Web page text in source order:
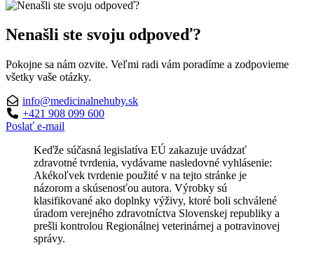
stresu,
Nobilis
Nenašli ste svoju odpoveď?
Pokojne sa nám ozvite. Veľmi radi vám poradíme a zodpovieme
všetky vaše otázky.
info@medicinalnehuby.sk
+421 908 099 600
Poslať e-mail
Keďže súčasná legislatíva EÚ zakazuje uvádzať
zdravotné tvrdenia, vydávame nasledovné vyhlásenie:
Akékoľvek tvrdenie použité v na tejto stránke je
názorom a skúsenosťou autora. Výrobky sú
klasifikované ako doplnky výživy, ktoré boli schválené
úradom verejného zdravotníctva Slovenskej republiky a
prešli kontrolou Regionálnej veterinárnej a potravinovej
správy.